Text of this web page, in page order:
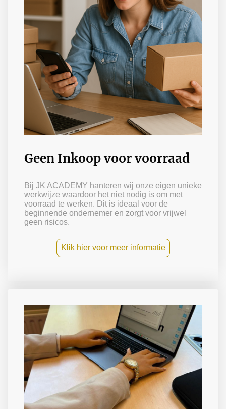
Geen Inkoop voor voorraad
Bij JK ACADEMY hanteren wij onze eigen unieke
werkwijze waardoor het niet nodig is om met
voorraad te werken. Dit is ideaal voor de
beginnende ondernemer en zorgt voor vrijwel
geen risicos.
Klik hier voor meer informatie